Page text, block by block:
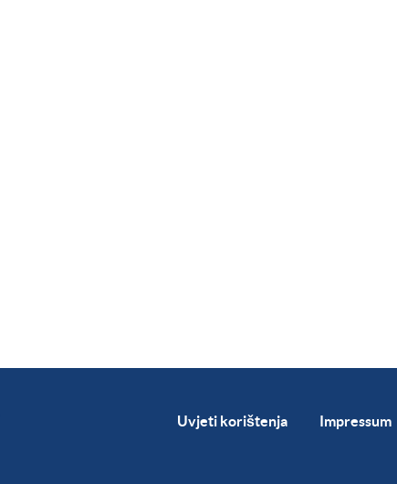
Uvjeti korištenja Impressum